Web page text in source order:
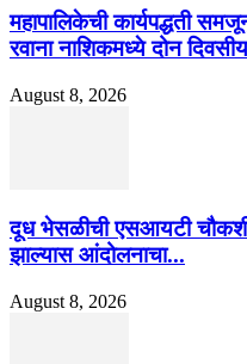
महापालिकेची कार्यपद्धती
रवाना नाशिकमध्ये दोन
August 8, 2026
दूध भेसळीची एसआयटी
झाल्यास आंदोलनाचा...
August 8, 2026